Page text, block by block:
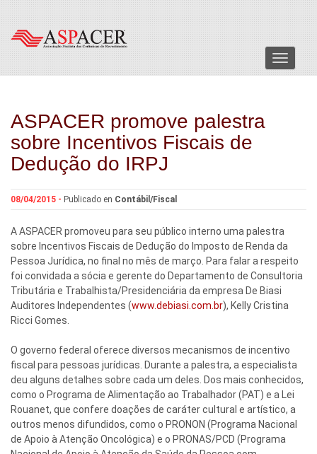
Menu
ASPACER promove palestra
sobre Incentivos Fiscais de
Dedução do IRPJ
08/04/2015 - Publicado en Contábil/Fiscal
A ASPACER promoveu para seu público interno uma palestra
sobre Incentivos Fiscais de Dedução do Imposto de Renda da
Pessoa Jurídica, no final no mês de março. Para falar a respeito
foi convidada a sócia e gerente do Departamento de Consultoria
Tributária e Trabalhista/Presidenciária da empresa De Biasi
Auditores Independentes (www.debiasi.com.br), Kelly Cristina
Ricci Gomes.
O governo federal oferece diversos mecanismos de incentivo
fiscal para pessoas jurídicas. Durante a palestra, a especialista
deu alguns detalhes sobre cada um deles. Dos mais conhecidos,
como o Programa de Alimentação ao Trabalhador (PAT) e a Lei
Rouanet, que confere doações de caráter cultural e artístico, a
outros menos difundidos, como o PRONON (Programa Nacional
de Apoio à Atenção Oncológica) e o PRONAS/PCD (Programa